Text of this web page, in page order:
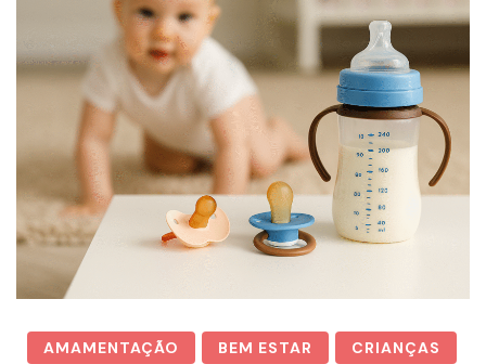
AMAMENTAÇÃO BEM ESTAR
CRIANÇAS